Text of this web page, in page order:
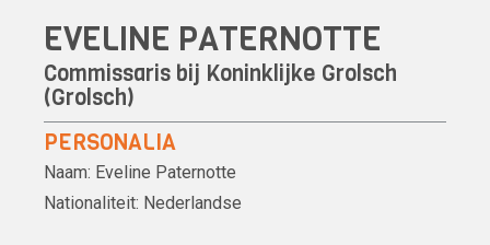
EVELINE PATERNOTTE
Commissaris bij Koninklijke Grolsch
(Grolsch)
PERSONALIA
Naam: Eveline Paternotte
Nationaliteit: Nederlandse